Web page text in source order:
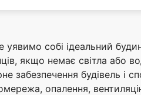
уявимо собі ідеальний
якщо немає світла або
забезпечення будівель і
опалення,